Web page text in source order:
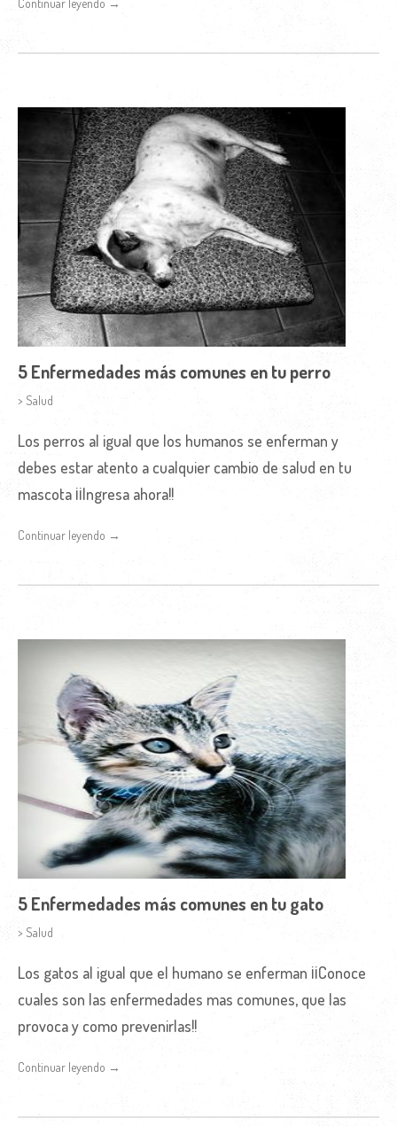
5 Enfermedades más comunes en tu perro
> Salud
Los perros al igual que los humanos se enferman y
debes estar atento a cualquier cambio de salud en tu
mascota ¡¡Ingresa ahora!!
Continuar leyendo →
5 Enfermedades más comunes en tu gato
> Salud
Los gatos al igual que el humano se enferman ¡¡Conoce
cuales son las enfermedades mas comunes, que las
provoca y como prevenirlas!!
Continuar leyendo →